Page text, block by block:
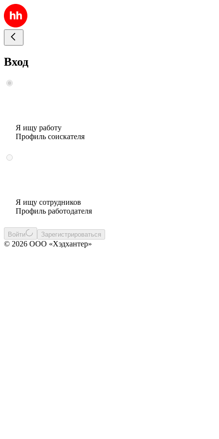
Вход
Я ищу работу
Профиль соискателя
Я ищу сотрудников
Профиль работодателя
Войти Зарегистрироваться
© 2026 ООО «Хэдхантер»